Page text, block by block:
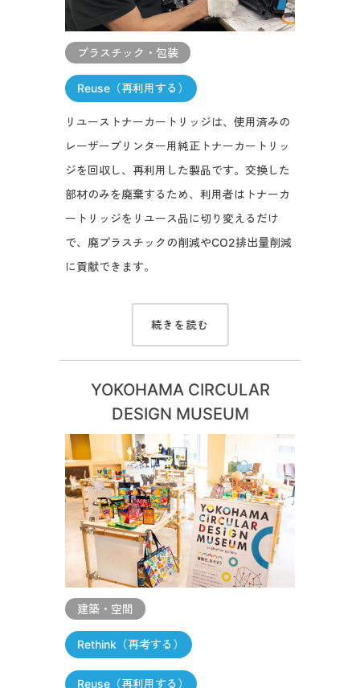
プラスチック・包装
Reuse（再利用する）
リユーストナーカートリッジは、使用済みの
レーザープリンター用純正トナーカートリッ
ジを回収し、再利用した製品です。交換した
部材のみを廃棄するため、利用者はトナーカ
ートリッジをリユース品に切り変えるだけ
で、廃プラスチックの削減やCO2排出量削減
に貢献できます。
続きを読む
YOKOHAMA CIRCULAR
DESIGN MUSEUM
建築・空間
Rethink（再考する）
Reuse（再利用する）